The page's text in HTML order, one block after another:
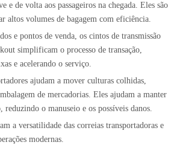
e de volta aos passageiros na chegada. Eles são
altos volumes de bagagem com eficiência.
e pontos de venda, os cintos de transmissão
simplificam o processo de transação,
e acelerando o serviço.
ajudam a mover culturas colhidas,
de mercadorias. Eles ajudam a manter
reduzindo o manuseio e os possíveis danos.
a versatilidade das correias transportadoras e
modernas.